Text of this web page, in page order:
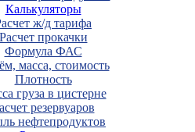
Калькуляторы
ж/д тарифа
Расчет прокачки
Формула ФАС
масса, стоимость
Плотность
груза в цистерне
резервуаров
нефтепродуктов